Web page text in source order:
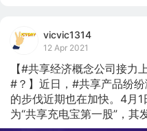
vicvic1314
12 Apr 2021
【#共享经济概念公司接
#？】近日，#共享产品纷
的步伐近期也在加快。4月
为“共享充电宝第一股”，其